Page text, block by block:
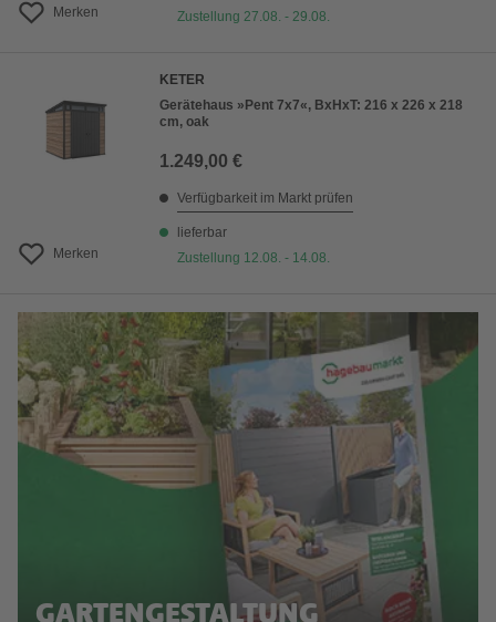
Merken
Zustellung 27.08. - 29.08.
Merken
KETER
Gerätehaus »Pent 7x7«, BxHxT: 216 x 226 x 218
cm, oak
1.249,00 €
Verfügbarkeit im Markt prüfen
lieferbar
Zustellung 12.08. - 14.08.
GARTENGESTALTUNG